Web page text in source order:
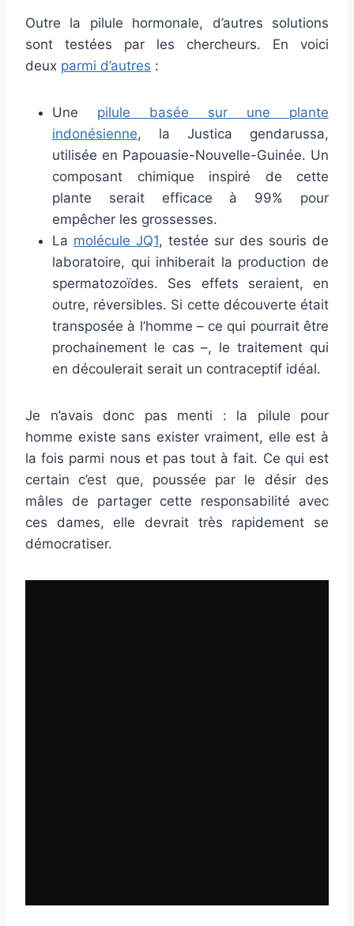
Outre la pilule hormonale, d’autres solutions
sont testées par les chercheurs. En voici
deux parmi d’autres :
Une pilule basée sur une plante
indonésienne, la Justica gendarussa,
utilisée en Papouasie-Nouvelle-Guinée. Un
composant chimique inspiré de cette
plante serait efficace à 99% pour
empêcher les grossesses.
La molécule JQ1, testée sur des souris de
laboratoire, qui inhiberait la production de
spermatozoïdes. Ses effets seraient, en
outre, réversibles. Si cette découverte était
transposée à l’homme – ce qui pourrait être
prochainement le cas –, le traitement qui
en découlerait serait un contraceptif idéal.
Je n’avais donc pas menti : la pilule pour
homme existe sans exister vraiment, elle est à
la fois parmi nous et pas tout à fait. Ce qui est
certain c’est que, poussée par le désir des
mâles de partager cette responsabilité avec
ces dames, elle devrait très rapidement se
démocratiser.